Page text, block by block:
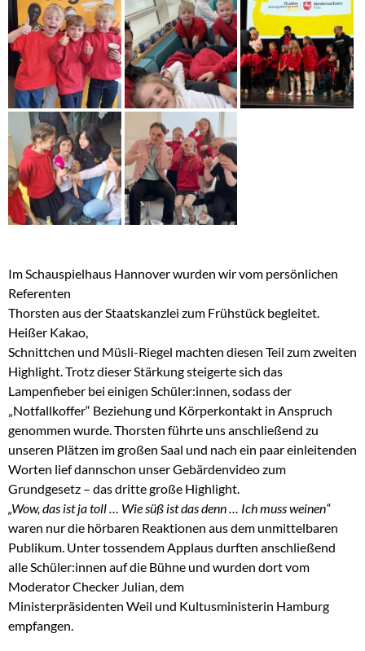
Im Schauspielhaus Hannover wurden wir vom persönlichen
Referenten
Thorsten aus der Staatskanzlei zum Frühstück begleitet.
Heißer Kakao,
Schnittchen und Müsli-Riegel machten diesen Teil zum zweiten
Highlight. Trotz dieser Stärkung steigerte sich das
Lampenfieber bei einigen Schüler:innen, sodass der
„Notfallkoffer“ Beziehung und Körperkontakt in Anspruch
genommen wurde. Thorsten führte uns anschließend zu
unseren Plätzen im großen Saal und nach ein paar einleitenden
Worten lief dannschon unser Gebärdenvideo zum
Grundgesetz – das dritte große Highlight.
„Wow, das ist ja toll … Wie süß ist das denn … Ich muss weinen“
waren nur die hörbaren Reaktionen aus dem unmittelbaren
Publikum. Unter tossendem Applaus durften anschließend
alle Schüler:innen auf die Bühne und wurden dort vom
Moderator Checker Julian, dem
Ministerpräsidenten Weil und Kultusministerin Hamburg
empfangen.